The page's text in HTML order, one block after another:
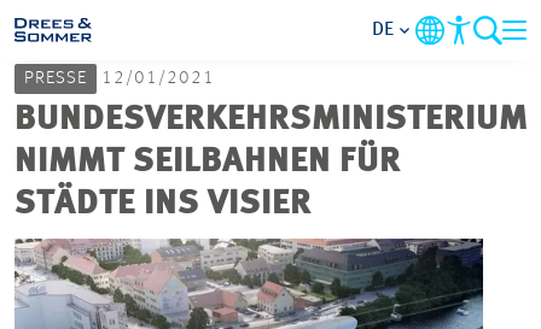
MARKETS
SERVICES
UNTERNEHMEN
IM FOKUS
DE
PRESSE 12/01/2021
BUNDESVERKEHRSMINISTERIUM
NIMMT SEILBAHNEN FÜR
STÄDTE INS VISIER